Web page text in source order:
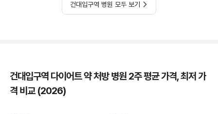
건대입구역 병원 모두 보기
건대입구역 다이어트 약 처방 병원 2주 평균 가격, 최저 가
격 비교 (2026)